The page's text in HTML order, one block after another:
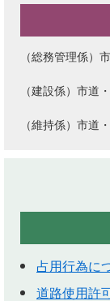
（総務管理係）
（建設係）市道
（維持係）市道
占用行為に
道路使用許